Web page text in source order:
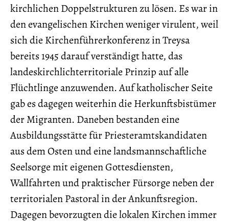
kirchlichen Doppelstrukturen zu lösen. Es war in
den evangelischen Kirchen weniger virulent, weil
sich die Kirchenführerkonferenz in Treysa
bereits 1945 darauf verständigt hatte, das
landeskirchlichterritoriale Prinzip auf alle
Flüchtlinge anzuwenden. Auf katholischer Seite
gab es dagegen weiterhin die Herkunftsbistümer
der Migranten. Daneben bestanden eine
Ausbildungsstätte für Priesteramtskandidaten
aus dem Osten und eine landsmannschaftliche
Seelsorge mit eigenen Gottesdiensten,
Wallfahrten und praktischer Fürsorge neben der
territorialen Pastoral in der Ankunftsregion.
Dagegen bevorzugten die lokalen Kirchen immer